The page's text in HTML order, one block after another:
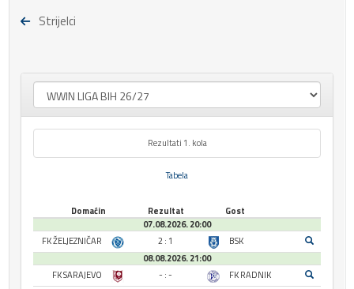
Strijelci
Rezultati 1. kola
Tabela
Domaćin Rezultat
Gost
07.08.2026. 20:00
FK ŽELJEZNIČAR
2 : 1
BSK
08.08.2026. 21:00
FK SARAJEVO
- : -
FK RADNIK